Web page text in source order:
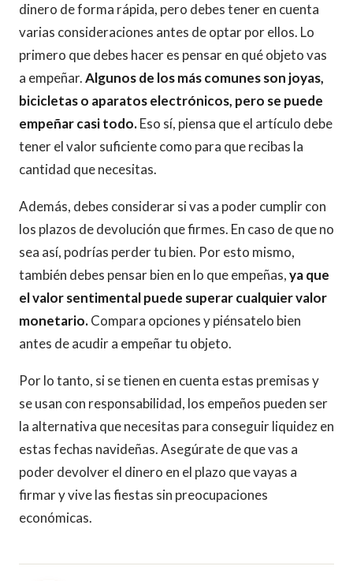
dinero de forma rápida, pero debes tener en cuenta
varias consideraciones antes de optar por ellos. Lo
primero que debes hacer es pensar en qué objeto vas
a empeñar.Algunos de los más comunes son joyas,
bicicletas o aparatos electrónicos, pero se puede
empeñar casi todo.Eso sí, piensa que el artículo debe
tener el valor suficiente como para que recibas la
cantidad que necesitas.
Además, debes considerar si vas a poder cumplir con
los plazos de devolución que firmes. En caso de que no
sea así, podrías perder tu bien. Por esto mismo,
también debes pensar bien en lo que empeñas,ya que
el valor sentimental puede superar cualquier valor
monetario.Compara opciones y piénsatelo bien
antes de acudir a empeñar tu objeto.
Por lo tanto, si se tienen en cuenta estas premisas y
se usan con responsabilidad, los empeños pueden ser
la alternativa que necesitas para conseguir liquidez en
estas fechas navideñas. Asegúrate de que vas a
poder devolver el dinero en el plazo que vayas a
firmar y vive las fiestas sin preocupaciones
económicas.